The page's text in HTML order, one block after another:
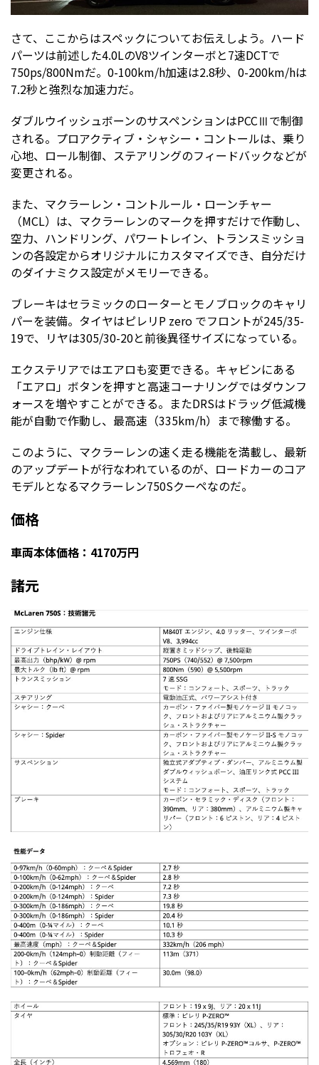
さて、ここからはスペックについてお伝えしよう。ハード
パーツは前述した4.0LのV8ツインターボと7速DCTで
750ps/800Nmだ。0-100km/h加速は2.8秒、0-200km/hは
7.2秒と強烈な加速力だ。
ダブルウイッシュボーンのサスペンションはPCCⅢで制御
される。プロアクティブ・シャシー・コントールは、乗り
心地、ロール制御、ステアリングのフィードバックなどが
変更される。
また、マクラーレン・コントルール・ローンチャー
（MCL）は、マクラーレンのマークを押すだけで作動し、
空力、ハンドリング、パワートレイン、トランスミッショ
ンの各設定からオリジナルにカスタマイズでき、自分だけ
のダイナミクス設定がメモリーできる。
ブレーキはセラミックのローターとモノブロックのキャリ
パーを装備。タイヤはピレリP zero でフロントが245/35-
19で、リヤは305/30-20と前後異径サイズになっている。
エクステリアではエアロも変更できる。キャビンにある
「エアロ」ボタンを押すと高速コーナリングではダウンフ
ォースを増やすことができる。またDRSはドラッグ低減機
能が自動で作動し、最高速（335km/h）まで稼働する。
このように、マクラーレンの速く走る機能を満載し、最新
のアップデートが行なわれているのが、ロードカーのコア
モデルとなるマクラーレン750Sクーペなのだ。
価格
車両本体価格：4170万円
諸元